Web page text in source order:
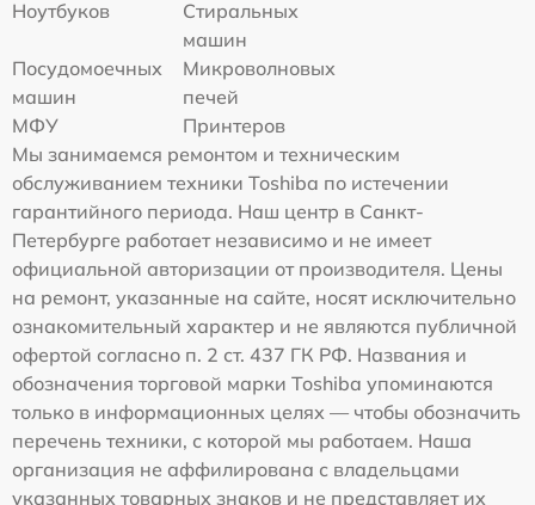
Ноутбуков
Стиральных
машин
Посудомоечных
машин
Микроволновых
печей
МФУ
Принтеров
Мы занимаемся ремонтом и техническим
обслуживанием техники Toshiba по истечении
гарантийного периода. Наш центр в Санкт-
Петербурге работает независимо и не имеет
официальной авторизации от производителя. Цены
на ремонт, указанные на сайте, носят исключительно
ознакомительный характер и не являются публичной
офертой согласно п. 2 ст. 437 ГК РФ. Названия и
обозначения торговой марки Toshiba упоминаются
только в информационных целях — чтобы обозначить
перечень техники, с которой мы работаем. Наша
организация не аффилирована с владельцами
указанных товарных знаков и не представляет их